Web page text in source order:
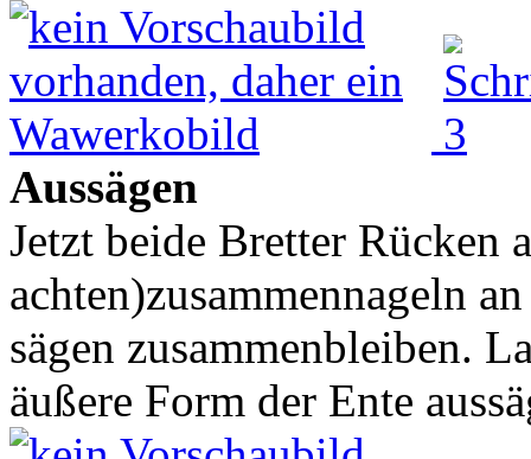
Aussägen
Jetzt beide Bretter Rücken
achten)zusammennageln
sägen zusammenbleiben.
äußere Form der Ente